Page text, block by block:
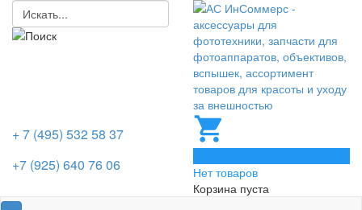
+ 7 (495) 532 58 37
+7 (925) 640 76 06
Нет товаров
Корзина пуста